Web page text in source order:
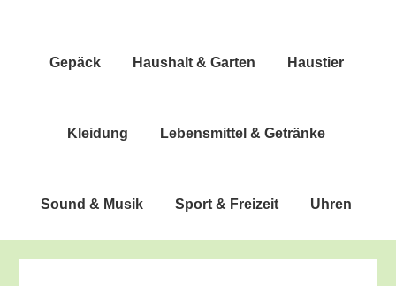
Gepäck Haus­halt & Garten Haus­tier
Klei­dung Lebens­mit­tel & Getränke
Sound & Musik Sport & Freizeit Uhren